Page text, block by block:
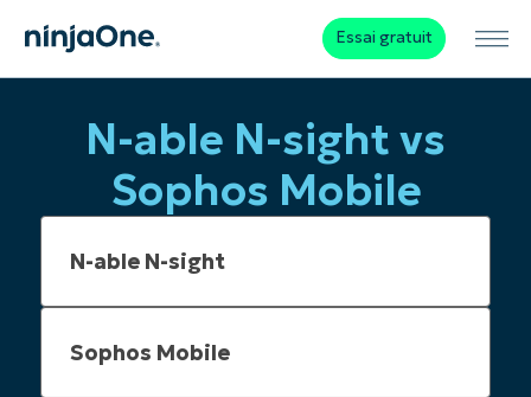
Essai gratuit
N-able N-sight vs
Sophos Mobile